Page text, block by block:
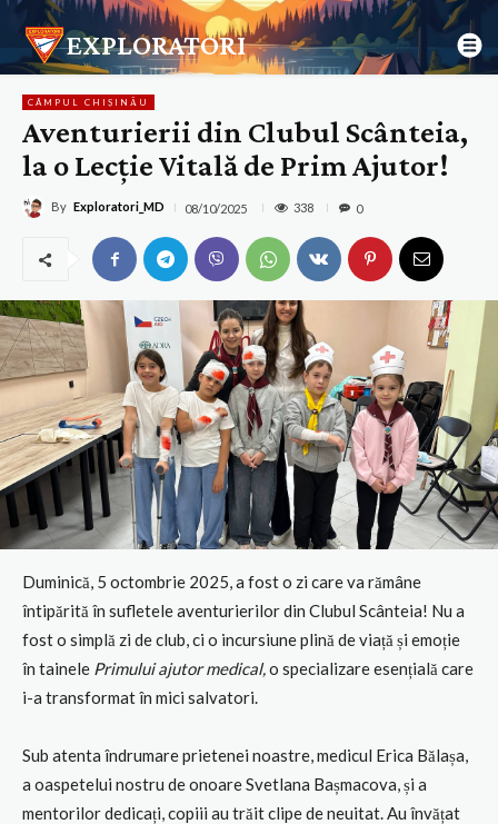
EXPLORATORI
CÂMPUL CHIȘINĂU
Aventurierii din Clubul Scânteia,
la o Lecție Vitală de Prim Ajutor!
By Exploratori_MD 08/10/2025 338 0
Duminică, 5 octombrie 2025, a fost o zi care va rămâne
întipărită în sufletele aventurierilor din Clubul Scânteia! Nu a
fost o simplă zi de club, ci o incursiune plină de viață și emoție
în tainele Primului ajutor medical,o specializare esențială care
i-a transformat în mici salvatori.
Sub atenta îndrumare prietenei noastre, medicul Erica Bălașa,
a oaspetelui nostru de onoare Svetlana Bașmacova, și a
mentorilor dedicați, copiii au trăit clipe de neuitat. Au învățat